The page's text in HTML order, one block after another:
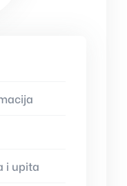
i upita